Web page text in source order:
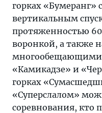
горках
вертикальным
протяженностью
воронкой, а также
многообещающими
«Камикадзе» и
горках
«Суперслалом»
соревнования, кто